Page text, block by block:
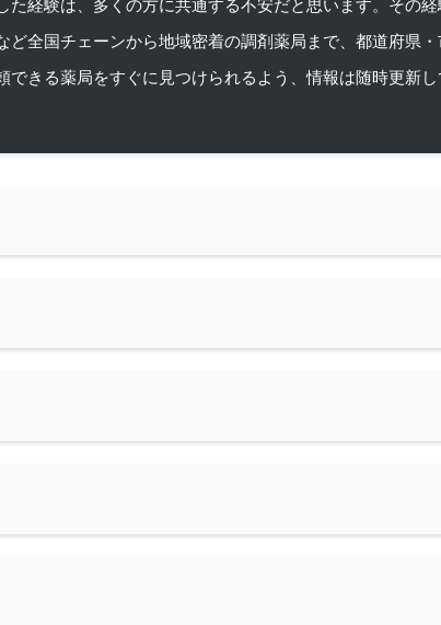
ど全国チェーンから地域密着の調剤薬局まで、都道府県
できる薬局をすぐに見つけられるよう、情報は随時更新